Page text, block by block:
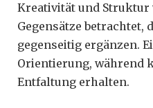
Kreativität und Struktur
Gegensätze betrachtet,
gegenseitig ergänzen.
Orientierung, während
Entfaltung erhalten.